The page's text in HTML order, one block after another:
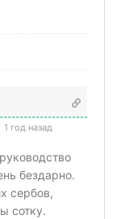
1 год назад
бездарно.
сербов,
сотку.